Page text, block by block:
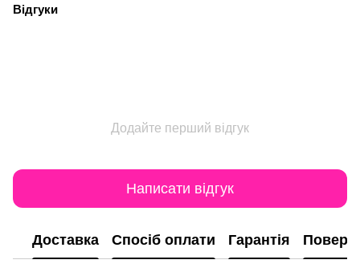
Відгуки
Додайте перший відгук
Написати відгук
Доставка Спосіб оплати Гарантія